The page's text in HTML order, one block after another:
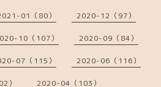
01（80） 2020-12（97）
10（107） 2020-09（84）
07（115） 2020-06（116）
） 2020-04（103）